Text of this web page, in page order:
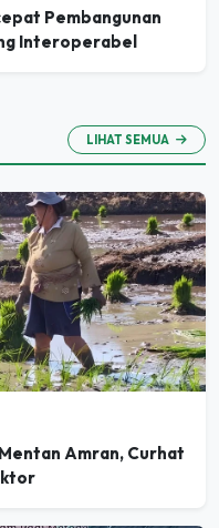
Pembangunan
Interoperabel
LIHAT SEMUA
Amran, Curhat